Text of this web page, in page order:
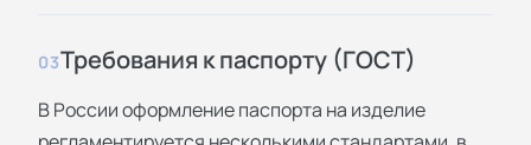
03Требования к паспорту (ГОСТ)
В России оформление паспорта на изделие